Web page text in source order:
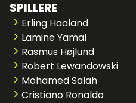
SPILLERE
Erling Haaland
Lamine Yamal
Rasmus Højlund
Robert Lewandowski
Mohamed Salah
Cristiano Ronaldo